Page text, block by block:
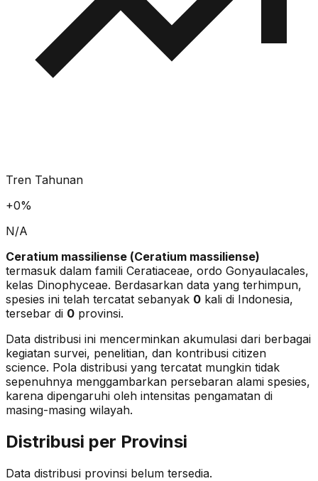
Tren Tahunan
+0%
N/A
Ceratium massiliense (Ceratium massiliense)
termasuk dalam famili Ceratiaceae, ordo Gonyaulacales,
kelas Dinophyceae. Berdasarkan data yang terhimpun,
spesies ini telah tercatat sebanyak 0 kali di Indonesia,
tersebar di 0 provinsi.
Data distribusi ini mencerminkan akumulasi dari berbagai
kegiatan survei, penelitian, dan kontribusi citizen
science. Pola distribusi yang tercatat mungkin tidak
sepenuhnya menggambarkan persebaran alami spesies,
karena dipengaruhi oleh intensitas pengamatan di
masing-masing wilayah.
Distribusi per Provinsi
Data distribusi provinsi belum tersedia.